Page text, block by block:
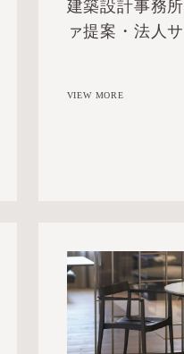
建築設計事務
ァ提案・法人
VIEW MORE